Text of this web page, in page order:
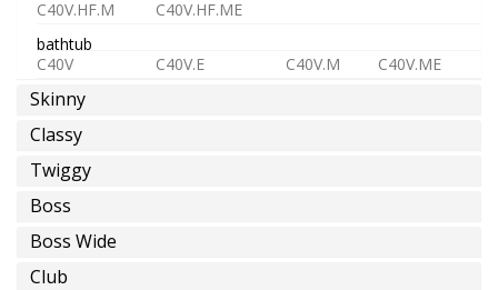
chaude
épargne
d'eau
Installations
Spéciales
C40V.HF.M
C40V.HF.ME
bathtub
C40V
C40V.E C40V.M C40V.ME
Skinny
Classy
Twiggy
Boss
Boss Wide
Club